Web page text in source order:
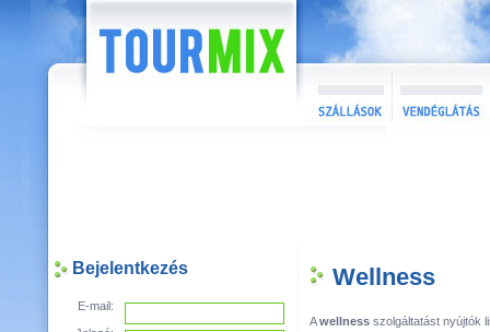
Bejelentkezés
E-mail:
Wellness
Awellness szolgáltatást nyújtók